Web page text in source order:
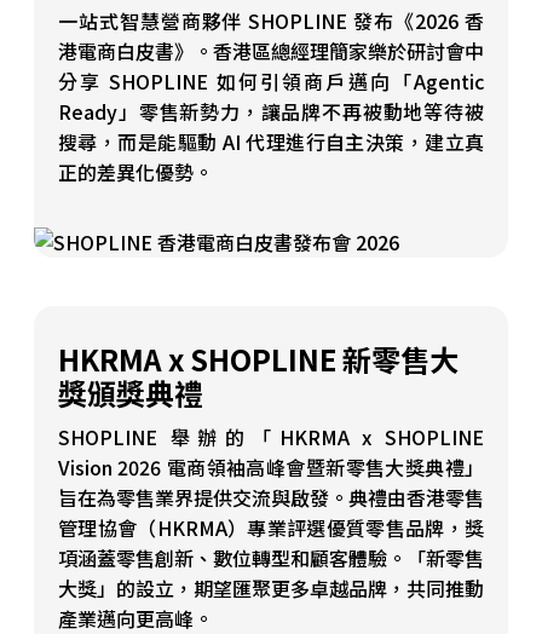
一站式智慧營商夥伴 SHOPLINE 發布《2026 香
港電商白皮書》。香港區總經理簡家樂於研討會中
分享 SHOPLINE 如何引領商戶邁向「Agentic
Ready」零售新勢力，讓品牌不再被動地等待被
搜尋，而是能驅動 AI 代理進行自主決策，建立真
正的差異化優勢。
HKRMA x SHOPLINE 新零售大
獎頒獎典禮
SHOPLINE 舉辦的「HKRMA x SHOPLINE
Vision 2026 電商領袖高峰會暨新零售大獎典禮」
旨在為零售業界提供交流與啟發。典禮由香港零售
管理協會（HKRMA）專業評選優質零售品牌，獎
項涵蓋零售創新、數位轉型和顧客體驗。「新零售
大獎」的設立，期望匯聚更多卓越品牌，共同推動
產業邁向更高峰。